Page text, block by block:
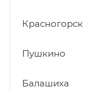
Красногорск
Пушкино
Балашиха